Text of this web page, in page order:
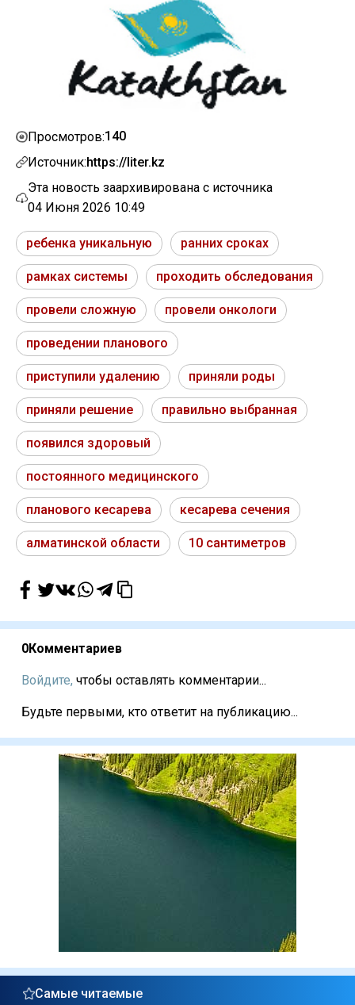
Просмотров:140
Источник:https://liter.kz
Эта новость заархивирована с источника
04 Июня 2026 10:49
ребенка уникальную ранних сроках
рамках системы проходить обследования
провели сложную провели онкологи
проведении планового
приступили удалению приняли роды
приняли решение правильно выбранная
появился здоровый
постоянного медицинского
планового кесарева кесарева сечения
алматинской области 10 сантиметров
0Комментариев
Войдите, чтобы оставлять комментарии...
Будьте первыми, кто ответит на публикацию...
Самые читаемые